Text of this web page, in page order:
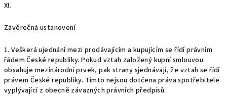
XI.
Závěrečná ustanovení
1. Veškerá ujednání mezi prodávajícím a kupujícím se řídí právním
řádem České republiky. Pokud vztah založený kupní smlouvou
obsahuje mezinárodní prvek, pak strany sjednávají, že vztah se řídí
právem České republiky. Tímto nejsou dotčena práva spotřebitele
vyplývající z obecně závazných právních předpisů.